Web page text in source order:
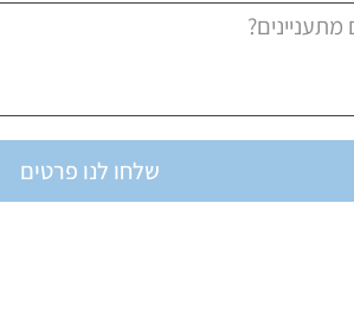
שלחו לנו פרטים